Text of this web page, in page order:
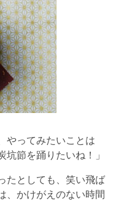
やってみたいことは
節を踊りたいね！」
たとしても、笑い飛ば
、かけがえのない時間